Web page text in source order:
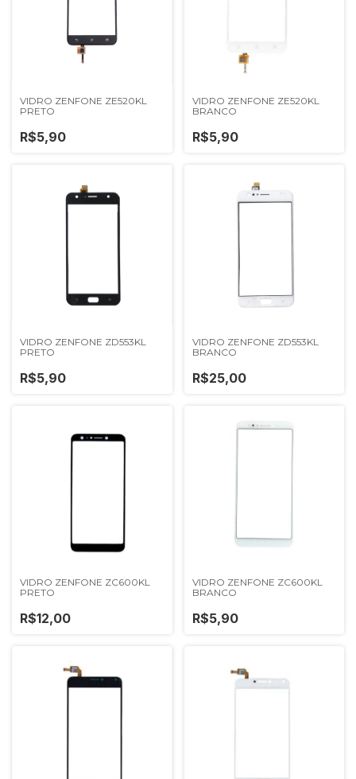
VIDRO ZENFONE ZE520KL
PRETO
R$5,90
VIDRO ZENFONE ZE520KL
BRANCO
R$5,90
VIDRO ZENFONE ZD553KL
PRETO
R$5,90
VIDRO ZENFONE ZD553KL
BRANCO
R$25,00
VIDRO ZENFONE ZC600KL
PRETO
R$12,00
VIDRO ZENFONE ZC600KL
BRANCO
R$5,90